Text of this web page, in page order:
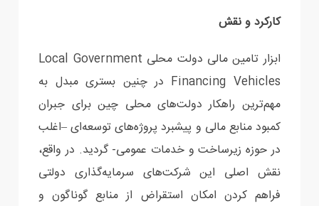
کارکرد و نقش
ابزار تامین مالی دولت محلی Local Government
Financing Vehicles در چنین بستری مبدل به
مهم‌ترین راهکار دولت‌های محلی چین برای جبران
کمبود منابع مالی و پیشبرد پروژه‌های توسعه‌ای –اغلب
در حوزه زیرساخت و خدمات عمومی- گردید. در واقع،
نقش اصلی این شرکت‌های سرمایه‌گذاری دولتی
فراهم کردن امکان استقراض از منابع گوناگون و